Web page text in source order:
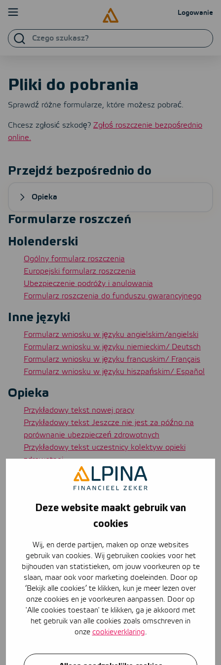
Deze website maakt gebruik van
cookies
Wij, en derde partijen, maken op onze websites
gebruik van cookies. Wij gebruiken cookies voor het
bijhouden van statistieken, om jouw voorkeuren op te
slaan, maar ook voor marketing doeleinden. Door op
‘Bekijk alle cookies’ te klikken, kun je meer lezen over
onze cookies en je voorkeuren aanpassen. Door op
'Alle cookies toestaan' te klikken, ga je akkoord met
het gebruik van alle cookies zoals omschreven in
onze cookieverklaring.
Przejdź do treści
Prywatny Biznes
Bezpośrednia organizacja
Zgłaszanie uszkodzeń
Serwis i kontakt
Logowanie
Czego
szukasz?
Pliki do pobrania
Sprawdź różne formularze, które możesz pobrać.
Chcesz zgłosić szkodę? Zgłoś roszczenie bezpośrednio
online.
Przejdź bezpośrednio do
Opieka
Formularze roszczeń
Holenderski
Ogólny formularz roszczenia
Europejski formularz roszczenia
Ubezpieczenie podróży i anulowania
Formularz roszczenia do funduszu gwarancyjnego
Inne języki
Formularz wniosku w języku angielskim/angielski
Formularz wniosku w języku niemieckim/ Deutsch
Formularz wniosku w języku francuskim/ Français
Formularz wniosku w języku hiszpańskim/ Español
Opieka
Przykładowy tekst nowej pracy
Przykładowy tekst Jeszcze nie jest za późno na
porównanie ubezpieczeń zdrowotnych
Przykładowy tekst uczestnicy kolektyw opieki
zdrowotnej
Przykładowy tekst nieuczestniczący kolektyw opieki
zdrowotnej
Przykładowy tekst Składki na opiekę zdrowotną są
Wskazówki dotyczące wyboru odpowiedniego
ubezpieczenia zdrowotnego
Mierniki wartości
Przebudowa miernika wartości
Miernik wartości treści
Formy Vereende
Link do innychformularzy Vereende, takich jak warunki